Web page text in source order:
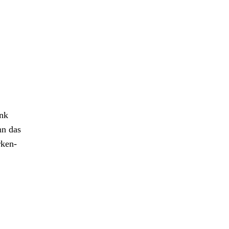
das